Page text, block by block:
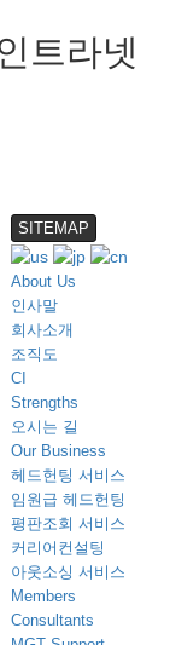
트라넷
SITEMAP
About Us
인사말
회사소개
조직도
CI
Strengths
오시는 길
Our Business
헤드헌팅 서비스
임원급 헤드헌팅
평판조회 서비스
커리어컨설팅
아웃소싱 서비스
Members
Consultants